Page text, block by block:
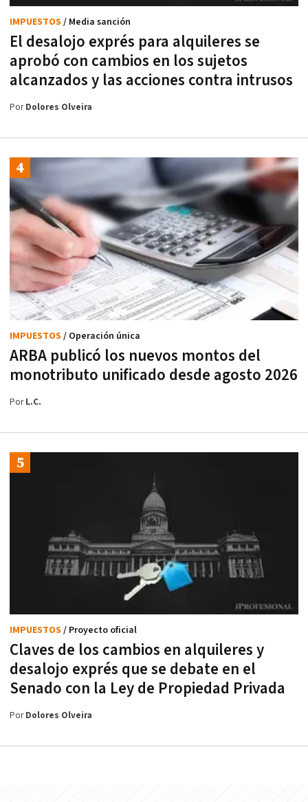
El desalojo exprés para alquileres se
aprobó con cambios en los sujetos
alcanzados y las acciones contra intrusos
IMPUESTOS / Media sanción
PorDolores Olveira
ARBA publicó los nuevos montos del
monotributo unificado desde agosto 2026
IMPUESTOS / Operación única
PorL.C.
Claves de los cambios en alquileres y
desalojo exprés que se debate en el
Senado con la Ley de Propiedad Privada
IMPUESTOS / Proyecto oficial
PorDolores Olveira